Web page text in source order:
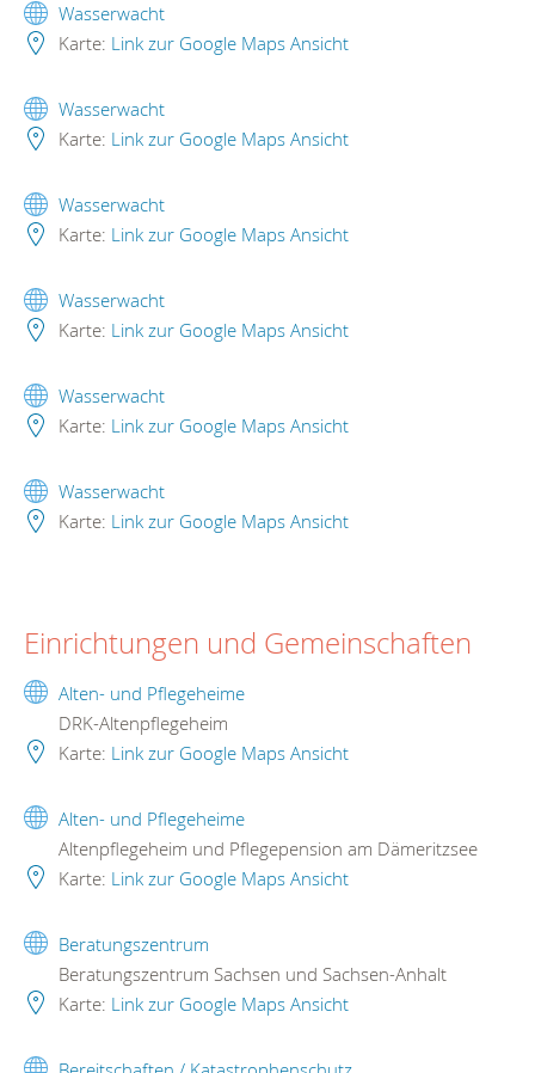
Wasserwacht
Karte: Link zur Google Maps Ansicht
Wasserwacht
Karte: Link zur Google Maps Ansicht
Wasserwacht
Karte: Link zur Google Maps Ansicht
Wasserwacht
Karte: Link zur Google Maps Ansicht
Wasserwacht
Karte: Link zur Google Maps Ansicht
Wasserwacht
Karte: Link zur Google Maps Ansicht
Einrichtungen und Gemeinschaften
Alten- und Pflegeheime
DRK-Altenpflegeheim
Karte: Link zur Google Maps Ansicht
Alten- und Pflegeheime
Altenpflegeheim und Pflegepension am Dämeritzsee
Karte: Link zur Google Maps Ansicht
Beratungszentrum
Beratungszentrum Sachsen und Sachsen-Anhalt
Karte: Link zur Google Maps Ansicht